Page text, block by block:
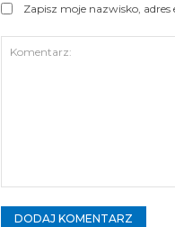
Zapisz moje nazwisko,